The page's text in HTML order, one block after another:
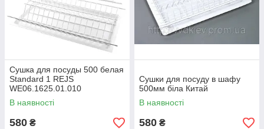
Сушка для посуды 500 белая
Standard 1 REJS
WE06.1625.01.010
В наявності
580 ₴
Сушки для посуду в шафу
500мм біла Китай
В наявності
580 ₴